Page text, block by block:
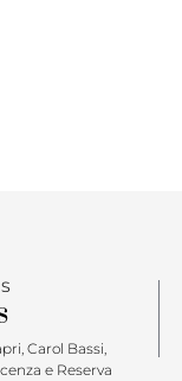
Carol Bassi,
e Reserva